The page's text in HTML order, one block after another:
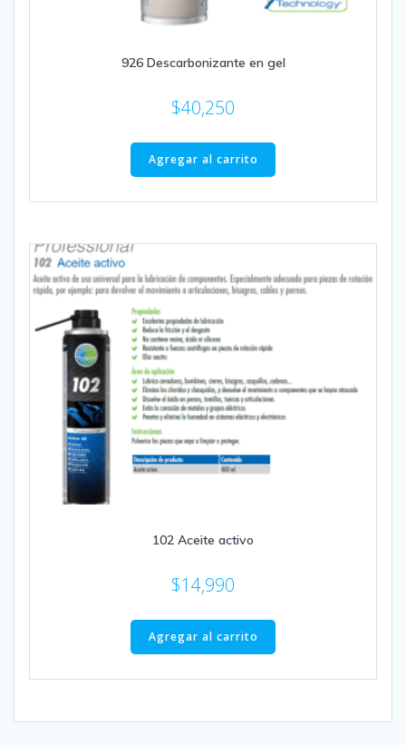
926 Descarbonizante en gel
$40,250
Agregar al carrito
102 Aceite activo
$14,990
Agregar al carrito